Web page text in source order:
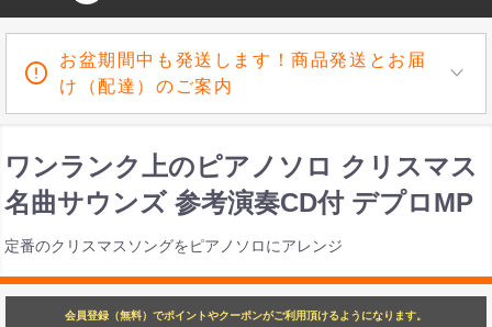
お盆期間中も発送します！商品発送とお届
け（配達）のご案内
ワンランク上のピアノソロ クリスマス
名曲サウンズ 参考演奏CD付 デプロMP
定番のクリスマスソングをピアノソロにアレンジ
会員登録（無料）でポイントやクーポンがご利用頂けるようになります。